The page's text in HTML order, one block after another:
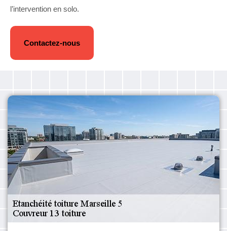
l’intervention en solo.
Contactez-nous